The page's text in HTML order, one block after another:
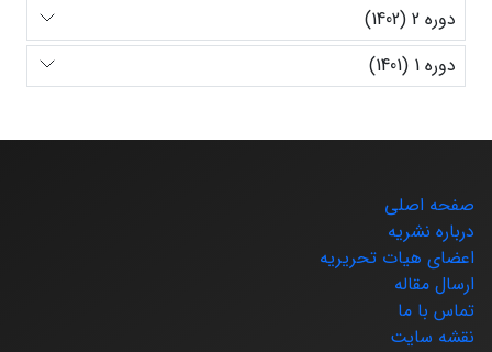
دوره 2 (1402)
دوره 1 (1401)
صفحه اصلی
درباره نشریه
اعضای هیات تحریریه
ارسال مقاله
تماس با ما
نقشه سایت